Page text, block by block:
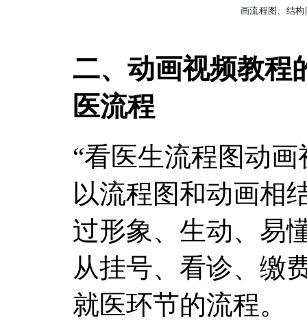
二、动画视频教程
医流程
“看医生流程图动
以流程图和动画相
过形象、生动、易
从挂号、看诊、缴
就医环节的流程。